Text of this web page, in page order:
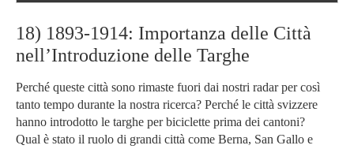
18) 1893-1914: Importanza delle Città
nell’Introduzione delle Targhe
Perché queste città sono rimaste fuori dai nostri radar per così
tanto tempo durante la nostra ricerca? Perché le città svizzere
hanno introdotto le targhe per biciclette prima dei cantoni?
Qual è stato il ruolo di grandi città come Berna, San Gallo e